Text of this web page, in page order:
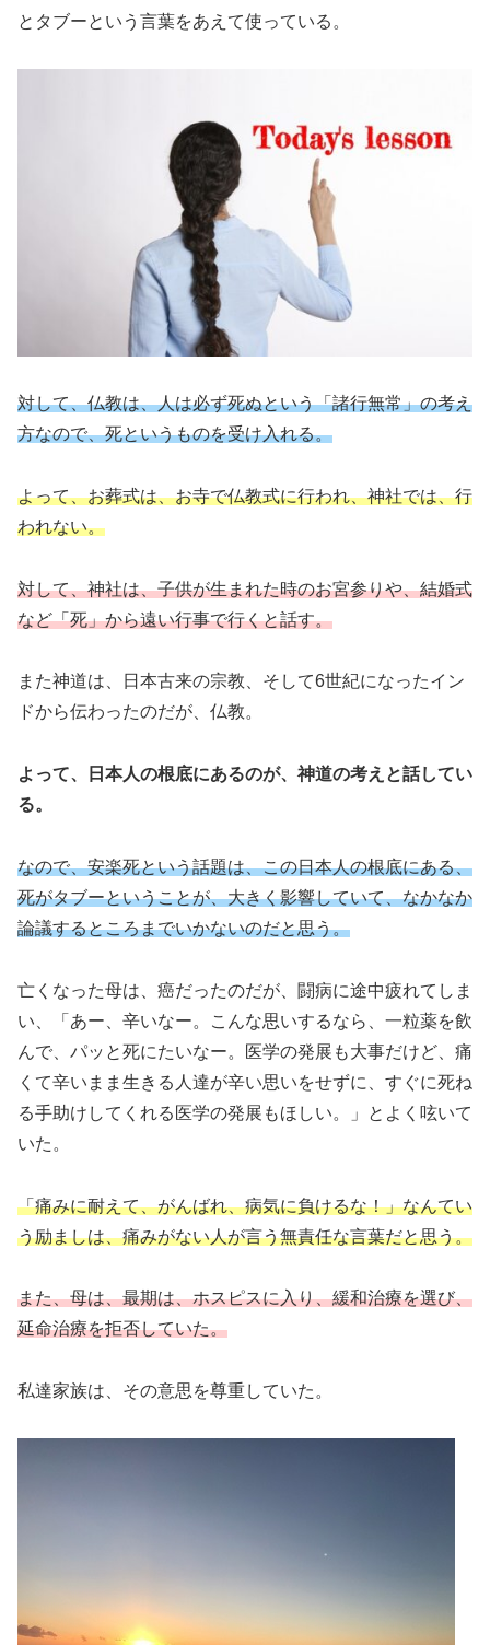
とタブーという言葉をあえて使っている。
対して、仏教は、人は必ず死ぬという「諸行無常」の考え
方なので、死というものを受け入れる。
よって、お葬式は、お寺で仏教式に行われ、神社では、行
われない。
対して、神社は、子供が生まれた時のお宮参りや、結婚式
など「死」から遠い行事で行くと話す。
また神道は、日本古来の宗教、そして6世紀になったイン
ドから伝わったのだが、仏教。
よって、日本人の根底にあるのが、神道の考えと話してい
る。
なので、安楽死という話題は、この日本人の根底にある、
死がタブーということが、大きく影響していて、なかなか
論議するところまでいかないのだと思う。
亡くなった母は、癌だったのだが、闘病に途中疲れてしま
い、「あー、辛いなー。こんな思いするなら、一粒薬を飲
んで、パッと死にたいなー。医学の発展も大事だけど、痛
くて辛いまま生きる人達が辛い思いをせずに、すぐに死ね
る手助けしてくれる医学の発展もほしい。」とよく呟いて
いた。
「痛みに耐えて、がんばれ、病気に負けるな！」なんてい
う励ましは、痛みがない人が言う無責任な言葉だと思う。
また、母は、最期は、ホスピスに入り、緩和治療を選び、
延命治療を拒否していた。
私達家族は、その意思を尊重していた。